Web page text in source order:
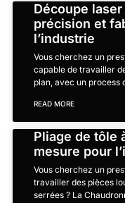
Découpe
précision et
l’industrie
Vous cherchez un
capable de travailler
plan, avec un process
READ MORE
Pliage de tôle
mesure pour
Vous cherchez un
travailler des pièces
serrées ? La